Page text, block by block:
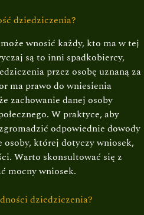
dziedziczenia?
wnosić każdy, kto ma w tej
są to inni spadkobiercy,
przez osobę uznaną za
ma prawo do wniesienia
zachowanie danej osoby
W praktyce, aby
odpowiednie dowody
osoby, której dotyczy wniosek,
Warto skonsultować się z
mocny wniosek.
dziedziczenia?